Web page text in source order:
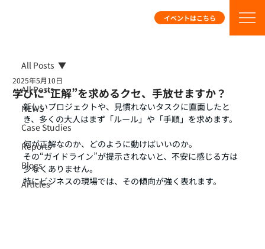
イベントはこちら
All Posts
NEWS
Case Studies
Reports
Blogs
Articles
All Posts
学びに“正解”を求めるクセ、手放せますか？
2025年5月10日
新しいプロジェクトや、見慣れないタスクに直面したと
き、多くの大人はまず「ルール」や「手順」を求めます。
何が正解なのか、どのように動けばいいのか。
その“ガイドライン”が提示されないと、不安に感じる方は
少なくありません。
特にビジネスの現場では、その傾向が強く表れます。